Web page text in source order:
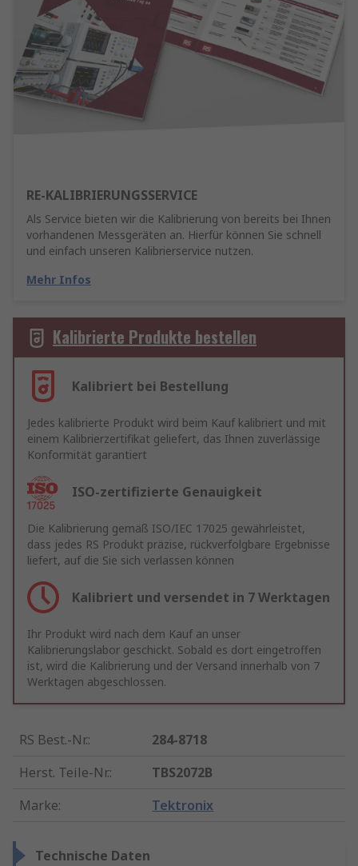
RE-KALIBRIERUNGSSERVICE
Als Service bieten wir die Kalibrierung von bereits bei Ihnen
vorhandenen Messgeräten an. Hierfür können Sie schnell
und einfach unseren Kalibrierservice nutzen.
Mehr Infos
Kalibrierte Produkte bestellen
Kalibriert bei Bestellung
Jedes kalibrierte Produkt wird beim Kauf kalibriert und mit
einem Kalibrierzertifikat geliefert, das Ihnen zuverlässige
Konformität garantiert
ISO-zertifizierte Genauigkeit
Die Kalibrierung gemäß ISO/IEC 17025 gewährleistet,
dass jedes RS Produkt präzise, rückverfolgbare Ergebnisse
liefert, auf die Sie sich verlassen können
Kalibriert und versendet in 7 Werktagen
Ihr Produkt wird nach dem Kauf an unser
Kalibrierungslabor geschickt. Sobald es dort eingetroffen
ist, wird die Kalibrierung und der Versand innerhalb von 7
Werktagen abgeschlossen.
RS Best.-Nr.:
284-8718
Herst. Teile-Nr.:
TBS2072B
Marke: Tektronix
Technische Daten